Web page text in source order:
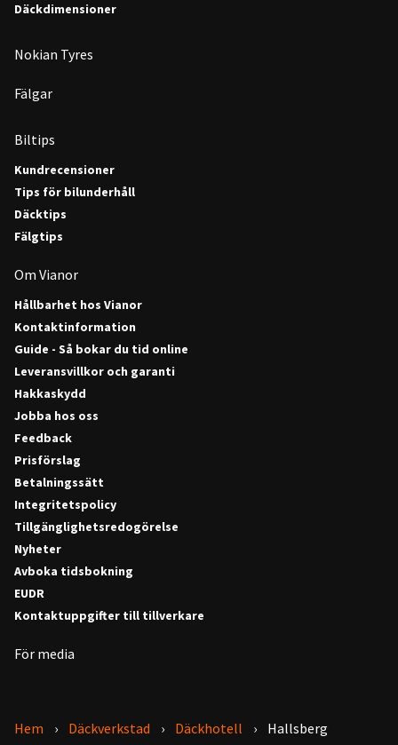
Däckdimensioner
Nokian Tyres
Fälgar
Biltips
Kundrecensioner
Tips för bilunderhåll
Däcktips
Fälgtips
Om Vianor
Hållbarhet hos Vianor
Kontaktinformation
Guide - Så bokar du tid online
Leveransvillkor och garanti
Hakkaskydd
Jobba hos oss
Feedback
Prisförslag
Betalningssätt
Integritetspolicy
Tillgänglighetsredogörelse
Nyheter
Avboka tidsbokning
EUDR
Kontaktuppgifter till tillverkare
För media
Hem Däckverkstad Däckhotell Hallsberg